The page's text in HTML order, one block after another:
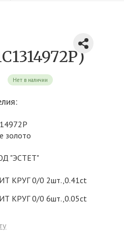
Нет в наличии
золото
"ЭСТЕТ"
КРУГ 0/0 2шт.,0.41ct
КРУГ 0/0 6шт.,0.05ct